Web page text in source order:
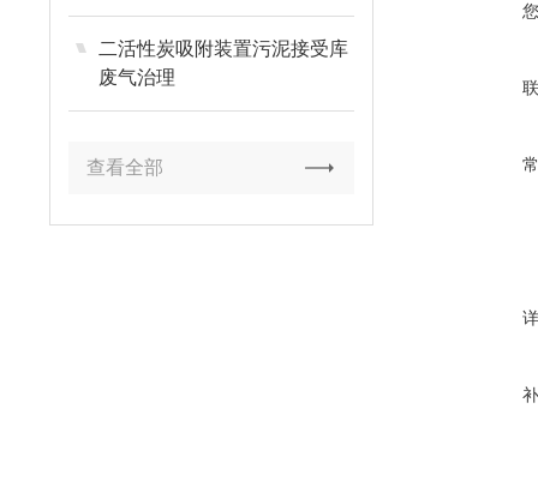
二活性炭吸附装置污泥接受库
废气治理
查看全部